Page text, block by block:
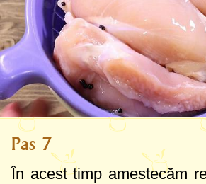
Pas 7
În acest timp amestecăm